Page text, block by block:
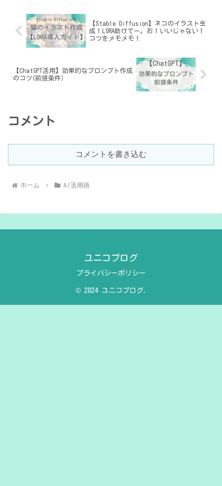
【Stable Diffusion】ネコのイラスト生
成！LORA助けてー。お！いいじゃない！
コツをメモメモ！
【ChatGPT活用】効果的なプロンプト作成
のコツ(前提条件）
コメント
コメントを書き込む
ホーム AI活用術
ユニコブログ
プライバシーポリシー
© 2024 ユニコブログ.